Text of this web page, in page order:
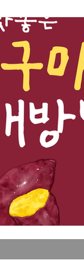
진상손님
스웨디시알바
웨디시구인
부평유흥알바